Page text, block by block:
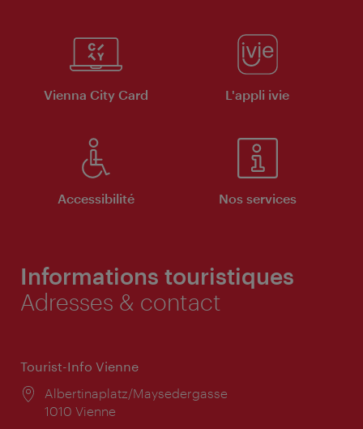
Vienna City Card L'appli ivie
Accessibilité Nos services
Informations touristiques
Adresses & contact
Tourist-Info Vienne
Lieu:
Albertinaplatz/Maysedergasse
1010 Vienne